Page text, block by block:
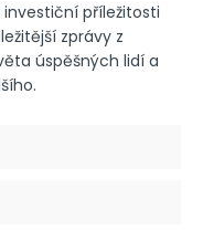
příležitosti
zprávy z
úspěšných lidí a